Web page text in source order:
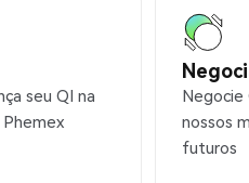
seu QI na
Negocie
nossos
futuros